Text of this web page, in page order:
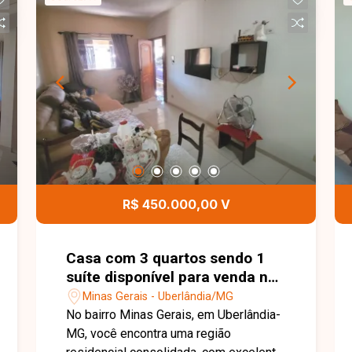
construída, distribuídos em sala,
cozinha, 03 quartos, banheiro social e
área de serviço. A casa não possui
garagem, sendo uma excelente opção
para quem busca um imóvel funcional
em uma localização privilegiada. Esta é
uma excelente oportunidade para quem
deseja morar ou investir em um imóvel
bem localizado no bairro Saraiva.
Agende uma visita e venha conhecer
R$ 450.000,00 V
Casa com 3 quartos sendo 1
suíte disponível para venda no
bairro Minas Gerais em
Uberlândia MG
Minas Gerais - Uberlândia/MG
No bairro Minas Gerais, em Uberlândia-
MG, você encontra uma região